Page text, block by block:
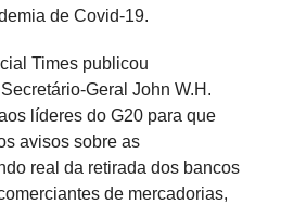
de Covid-19.
Times publicou
Geral John W.H.
líderes do G20 para que
avisos sobre as
real da retirada dos bancos
de mercadorias,